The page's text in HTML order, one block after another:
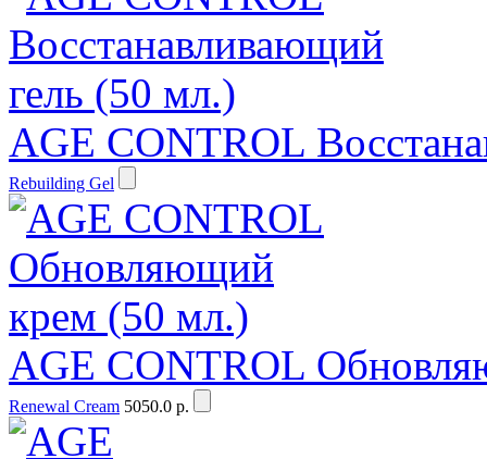
AGE CONTROL
Rebuilding Gel
AGE CONTROL
Renewal Cream 5050.0 р.